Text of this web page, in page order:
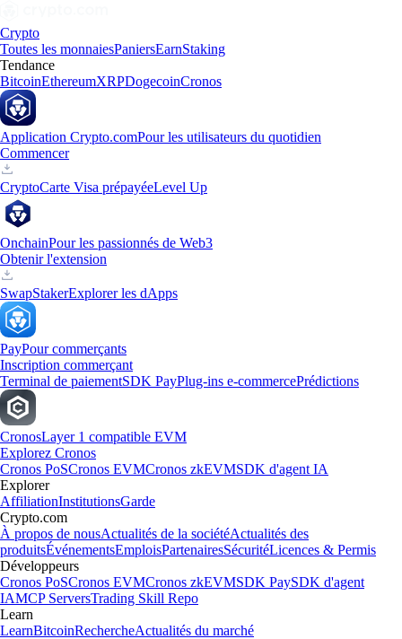
Crypto
Toutes les monnaiesPaniersEarnStaking
Tendance
BitcoinEthereumXRPDogecoinCronos
Application Crypto.comPour les utilisateurs du quotidien
Commencer
CryptoCarte Visa prépayéeLevel Up
OnchainPour les passionnés de Web3
Obtenir l'extension
SwapStakerExplorer les dApps
PayPour commerçants
Inscription commerçant
Terminal de paiementSDK PayPlug-ins e-commercePrédictions
CronosLayer 1 compatible EVM
Explorez Cronos
Cronos PoSCronos EVMCronos zkEVMSDK d'agent IA
Explorer
AffiliationInstitutionsGarde
Crypto.com
À propos de nousActualités de la sociétéActualités des
produitsÉvénementsEmploisPartenairesSécuritéLicences & Permis
Développeurs
Cronos PoSCronos EVMCronos zkEVMSDK PaySDK d'agent
IAMCP ServersTrading Skill Repo
Learn
LearnBitcoinRechercheActualités du marché